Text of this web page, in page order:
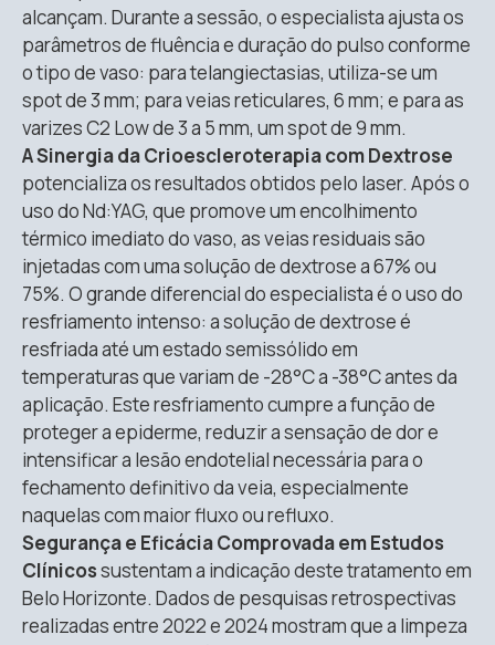
alcançam. Durante a sessão, o especialista ajusta os
parâmetros de fluência e duração do pulso conforme
o tipo de vaso: para telangiectasias, utiliza-se um
spot de 3 mm; para veias reticulares, 6 mm; e para as
varizes C2 Low de 3 a 5 mm, um spot de 9 mm.
A Sinergia da Crioescleroterapia com Dextrose
potencializa os resultados obtidos pelo laser. Após o
uso do Nd:YAG, que promove um encolhimento
térmico imediato do vaso, as veias residuais são
injetadas com uma solução de dextrose a 67% ou
75%. O grande diferencial do especialista é o uso do
resfriamento intenso: a solução de dextrose é
resfriada até um estado semissólido em
temperaturas que variam de -28°C a -38°C antes da
aplicação. Este resfriamento cumpre a função de
proteger a epiderme, reduzir a sensação de dor e
intensificar a lesão endotelial necessária para o
fechamento definitivo da veia, especialmente
naquelas com maior fluxo ou refluxo.
Segurança e Eficácia Comprovada em Estudos
Clínicossustentam a indicação deste tratamento em
Belo Horizonte. Dados de pesquisas retrospectivas
realizadas entre 2022 e 2024 mostram que a limpeza